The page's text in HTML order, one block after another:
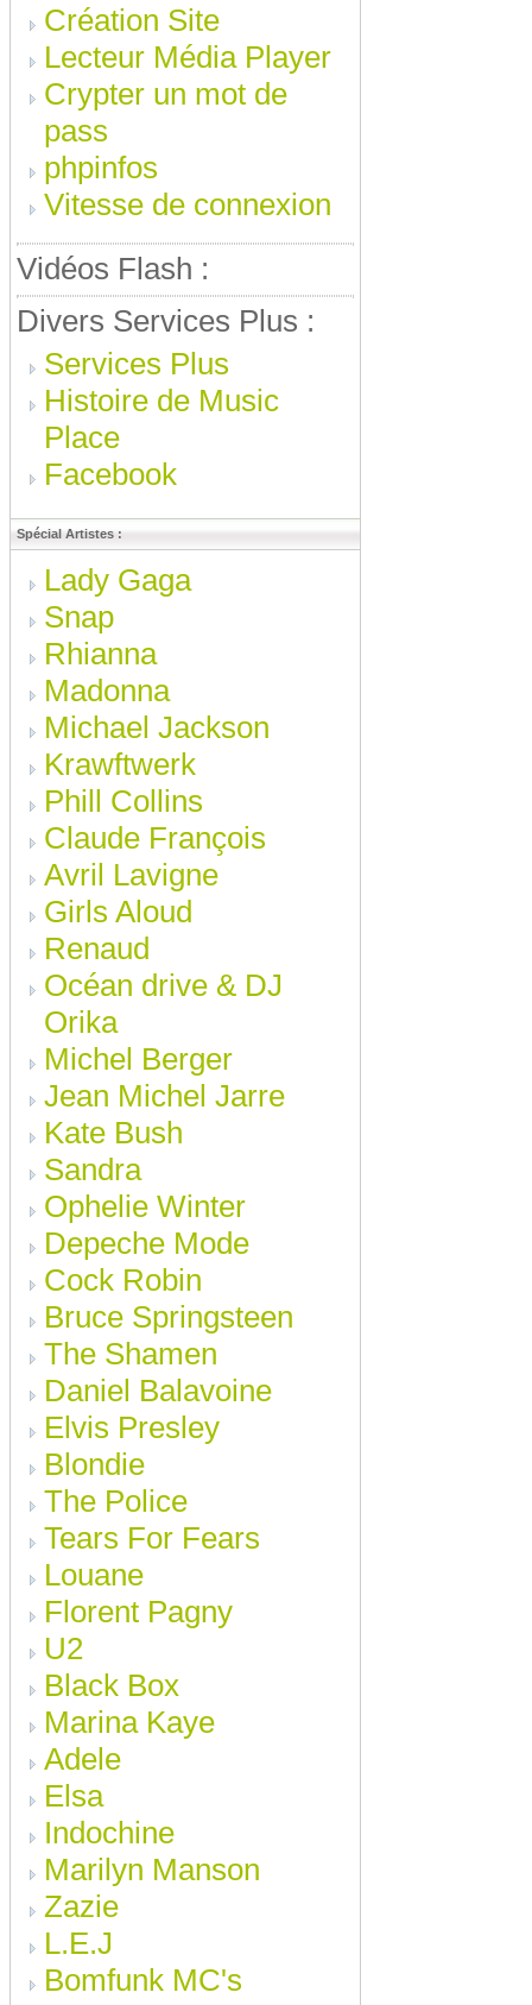
Création Site
Lecteur Média Player
Crypter un mot de
pass
phpinfos
Vitesse de connexion
Vidéos Flash :
Divers Services Plus :
Services Plus
Histoire de Music
Place
Facebook
Spécial Artistes :
Lady Gaga
Snap
Rhianna
Madonna
Michael Jackson
Krawftwerk
Phill Collins
Claude François
Avril Lavigne
Girls Aloud
Renaud
Océan drive & DJ
Orika
Michel Berger
Jean Michel Jarre
Kate Bush
Sandra
Ophelie Winter
Depeche Mode
Cock Robin
Bruce Springsteen
The Shamen
Daniel Balavoine
Elvis Presley
Blondie
The Police
Tears For Fears
Louane
Florent Pagny
U2
Black Box
Marina Kaye
Adele
Elsa
Indochine
Marilyn Manson
Zazie
L.E.J
Bomfunk MC's